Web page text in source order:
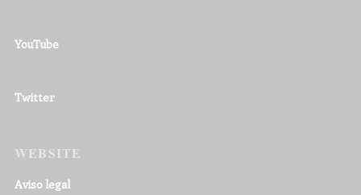
YouTube
Twitter
WEBSITE
Aviso legal